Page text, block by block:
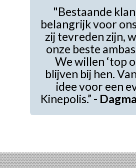
"Bestaande
belangrijk voor
zij tevreden zijn,
onze beste
We willen ‘top
blijven bij hen.
idee voor een
Kinepolis.” -